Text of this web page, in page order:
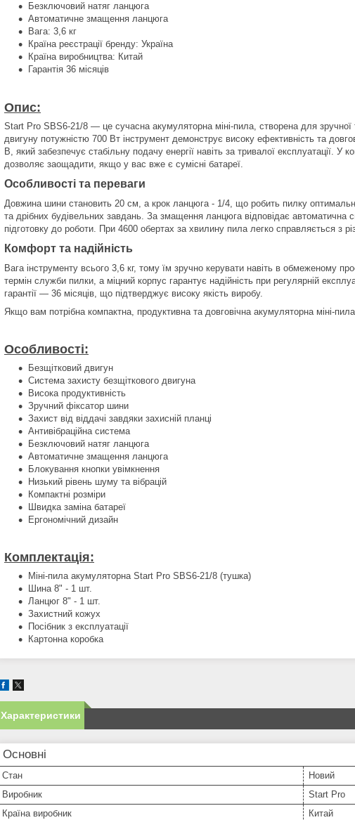
Безключовий натяг ланцюга
Автоматичне змащення ланцюга
Вага: 3,6 кг
Країна реєстрації бренду: Україна
Країна виробництва: Китай
Гарантія 36 місяців
Опис:
Start Pro SBS6-21/8 — це сучасна акумуляторна міні-пила, створена для
двигуну потужністю 700 Вт інструмент демонструє високу ефективність та
В, який забезпечує стабільну подачу енергії навіть за тривалої експлуатації.
дозволяє заощадити, якщо у вас вже є сумісні батареї.
Особливості та переваги
Довжина шини становить 20 см, а крок ланцюга - 1/4, що робить пилку
та дрібних будівельних завдань. За змащення ланцюга відповідає
підготовку до роботи. При 4600 обертах за хвилину пила легко справляється з
Комфорт та надійність
Вага інструменту всього 3,6 кг, тому їм зручно керувати навіть в обмеженому
термін служби пилки, а міцний корпус гарантує надійність при регулярній
гарантії — 36 місяців, що підтверджує високу якість виробу.
Якщо вам потрібна компактна, продуктивна та довговічна акумуляторна міні-
Особливості:
Безщітковий двигун
Система захисту безщіткового двигуна
Висока продуктивність
Зручний фіксатор шини
Захист від віддачі завдяки захисній планці
Антивібраційна система
Безключовий натяг ланцюга
Автоматичне змащення ланцюга
Блокування кнопки увімкнення
Низький рівень шуму та вібрацій
Компактні розміри
Швидка заміна батареї
Ергономічний дизайн
Комплектація:
Міні-пила акумуляторна Start Pro SBS6-21/8 (тушка)
Шина 8" - 1 шт.
Ланцюг 8" - 1 шт.
Захистний кожух
Посібник з експлуатації
Картонна коробка
Характеристики
Основні
Стан
Новий
Виробник
Start Pro
Країна виробник
Китай